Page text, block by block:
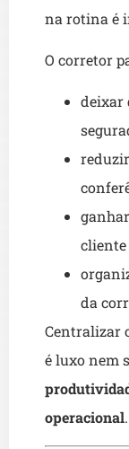
na rotina é
O corretor
deixar
cliente
da
Centralizar
é luxo nem
operacional.